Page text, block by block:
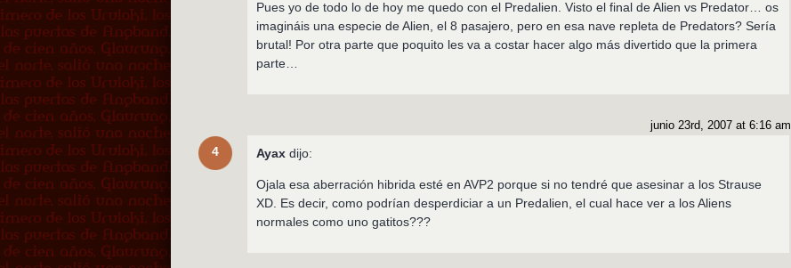
Pues yo de todo lo de hoy me quedo con el Predalien. Visto el final de Alien vs Predator… os
imagináis una especie de Alien, el 8 pasajero, pero en esa nave repleta de Predators? Sería
brutal! Por otra parte que poquito les va a costar hacer algo más divertido que la primera
parte…
4
junio 23rd, 2007 at 6:16 am
Ayax dijo:
Ojala esa aberración hibrida esté en AVP2 porque si no tendré que asesinar a los Strause
XD. Es decir, como podrían desperdiciar a un Predalien, el cual hace ver a los Aliens
normales como uno gatitos???